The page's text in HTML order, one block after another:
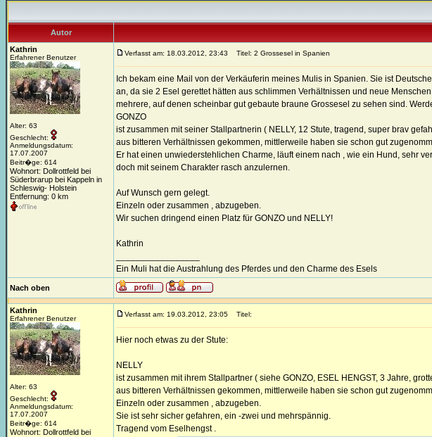
Autor
Kathrin
Erfahrener Benutzer
Alter: 63
Geschlecht:
Anmeldungsdatum:
17.07.2007
Beitr�ge: 614
Wohnort: Dollrottfeld bei
Süderbrarup bei Kappeln in
Schleswig- Holstein
Entfernung: 0 km
Verfasst am: 18.03.2012, 23:43 Titel: 2 Grossesel in Spanien
Ich bekam eine Mail von der Verkäuferin meines Mulis in Spanien. Sie ist
an, da sie 2 Esel gerettet hätten aus schlimmen Verhältnissen und neue
mehrere, auf denen scheinbar gut gebaute braune Grossesel zu sehen sind.
GONZO
ist zusammen mit seiner Stallpartnerin ( NELLY, 12 Stute, tragend, super brav
aus bitteren Verhältnissen gekommen, mittlerweile haben sie schon gut
Er hat einen unwiederstehlichen Charme, läuft einem nach , wie ein Hund, sehr
doch mit seinem Charakter rasch anzulernen.
Auf Wunsch gern gelegt.
Einzeln oder zusammen , abzugeben.
Wir suchen dringend einen Platz für GONZO und NELLY!
Kathrin
Ein Muli hat die Austrahlung des Pferdes und den Charme des Esels
Nach oben
Kathrin
Erfahrener Benutzer
Alter: 63
Geschlecht:
Anmeldungsdatum:
17.07.2007
Beitr�ge: 614
Wohnort: Dollrottfeld bei
Verfasst am: 19.03.2012, 23:05 Titel:
Hier noch etwas zu der Stute:
NELLY
ist zusammen mit ihrem Stallpartner ( siehe GONZO, ESEL HENGST, 3 Jahre,
aus bitteren Verhältnissen gekommen, mittlerweile haben sie schon gut
Einzeln oder zusammen , abzugeben.
Sie ist sehr sicher gefahren, ein -zwei und mehrspännig.
Tragend vom Eselhengst .